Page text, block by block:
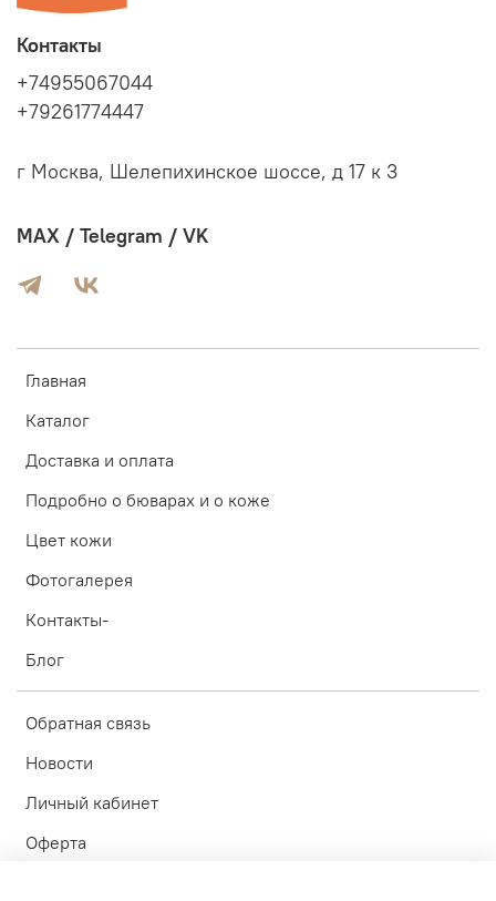
Главная
Каталог
Доставка и оплата
Подробно о бюварах и о коже
Цвет кожи
Фотогалерея
Контакты-
Блог
Обратная связь
Новости
Личный кабинет
Оферта
Контакты
+74955067044
+79261774447
г Москва, Шелепихинское шоссе, д 17 к 3
MAX / Telegram / VK